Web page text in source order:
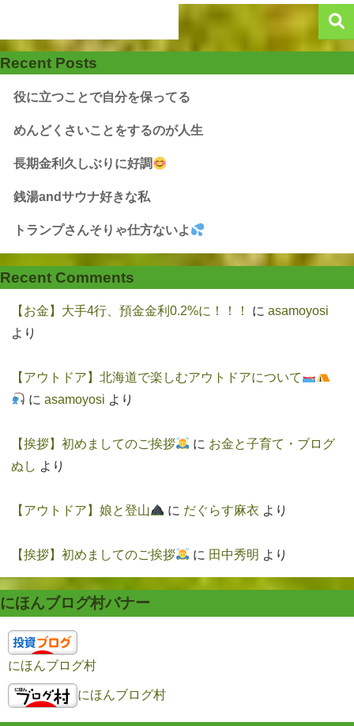
Recent Posts
役に立つことで自分を保ってる
めんどくさいことをするのが人生
長期金利久しぶりに好調
銭湯andサウナ好きな私
トランプさんそりゃ仕方ないよ
Recent Comments
【お金】大手4行、預金金利0.2%に！！！ に asamoyosi
より
【アウトドア】北海道で楽しむアウトドアについて
に asamoyosi より
【挨拶】初めましてのご挨拶 に お金と子育て・ブログ
ぬし より
【アウトドア】娘と登山 に だぐらす麻衣 より
【挨拶】初めましてのご挨拶 に 田中秀明 より
にほんブログ村バナー
にほんブログ村
にほんブログ村